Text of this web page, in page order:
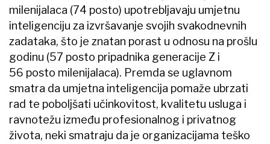
milenijalaca (74 posto) upotrebljavaju umjetnu
inteligenciju za izvršavanje svojih svakodnevnih
zadataka, što je znatan porast u odnosu na prošlu
godinu (57 posto pripadnika generacije Z i
56 posto milenijalaca). Premda se uglavnom
smatra da umjetna inteligencija pomaže ubrzati
rad te poboljšati učinkovitost, kvalitetu usluga i
ravnotežu između profesionalnog i privatnog
života, neki smatraju da je organizacijama teško